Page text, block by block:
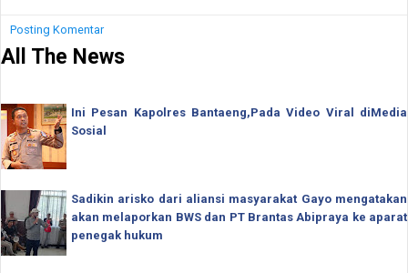
Posting Komentar
All The News
Ini Pesan Kapolres Bantaeng,Pada Video Viral diMedia
Sosial
Sadikin arisko dari aliansi masyarakat Gayo mengatakan
akan melaporkan BWS dan PT Brantas Abipraya ke aparat
penegak hukum